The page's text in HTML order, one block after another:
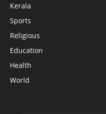
Kerala
Sports
Religious
Education
Health
World